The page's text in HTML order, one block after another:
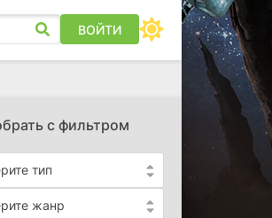
ВОЙТИ
с фильтром
тип
жанр